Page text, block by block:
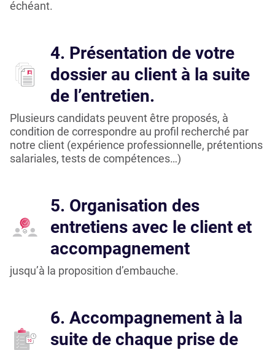
échéant.
4. Présentation de votre
dossier au client à la suite
de l’entretien.
Plusieurs candidats peuvent être proposés, à
condition de correspondre au profil recherché par
notre client (expérience professionnelle, prétentions
salariales, tests de compétences…)
5. Organisation des
entretiens avec le client et
accompagnement
jusqu’à la proposition d’embauche.
6. Accompagnement à la
suite de chaque prise de